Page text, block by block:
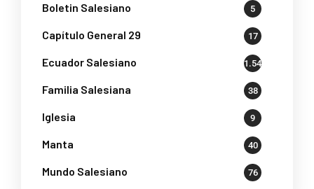
Boletin Salesiano 5
Capítulo General 29 17
Ecuador Salesiano 1.541
Familia Salesiana 38
Iglesia 9
Manta 40
Mundo Salesiano 76